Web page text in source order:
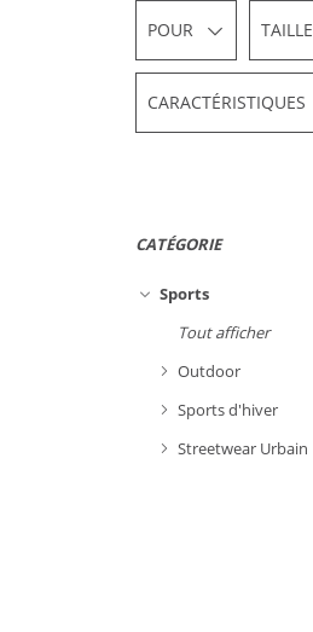
POUR TAILLE
CARACTÉRISTIQUES
CATÉGORIE
Sports
Tout afficher
Outdoor
Sports d'hiver
Streetwear Urbain